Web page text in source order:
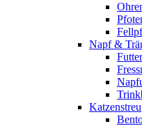
Napf &
Katzenstreu